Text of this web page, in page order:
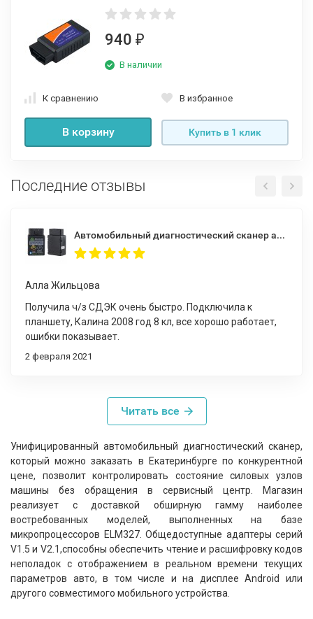
940 ₽
В наличии
К сравнению В избранное
В корзину Купить в 1 клик
Последние отзывы
Автомобильный диагностический сканер адаптер ELM327 V 1.5 Bluetooth OBD2
Алла Жильцова
Получила ч/з СДЭК очень быстро. Подключила к
планшету, Калина 2008 год 8 кл, все хорошо работает,
ошибки показывает.
2 февраля 2021
Читать все
Унифицированный автомобильный диагностический сканер,
который можно заказать в Екатеринбурге по конкурентной
цене, позволит контролировать состояние силовых узлов
машины без обращения в сервисный центр. Магазин
реализует с доставкой обширную гамму наиболее
востребованных моделей, выполненных на базе
микропроцессоров ELM327. Общедоступные адаптеры серий
V1.5 и V2.1,способны обеспечить чтение и расшифровку кодов
неполадок с отображением в реальном времени текущих
параметров авто, в том числе и на дисплее Android или
другого совместимого мобильного устройства.